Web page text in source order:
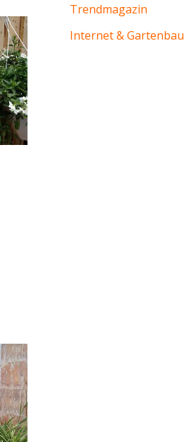
Trendmagazin
Internet & Gartenbau